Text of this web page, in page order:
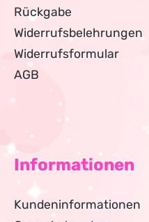
Rückgabe
Widerrufsbelehrungen
Widerrufsformular
AGB
Informationen
Kundeninformationen